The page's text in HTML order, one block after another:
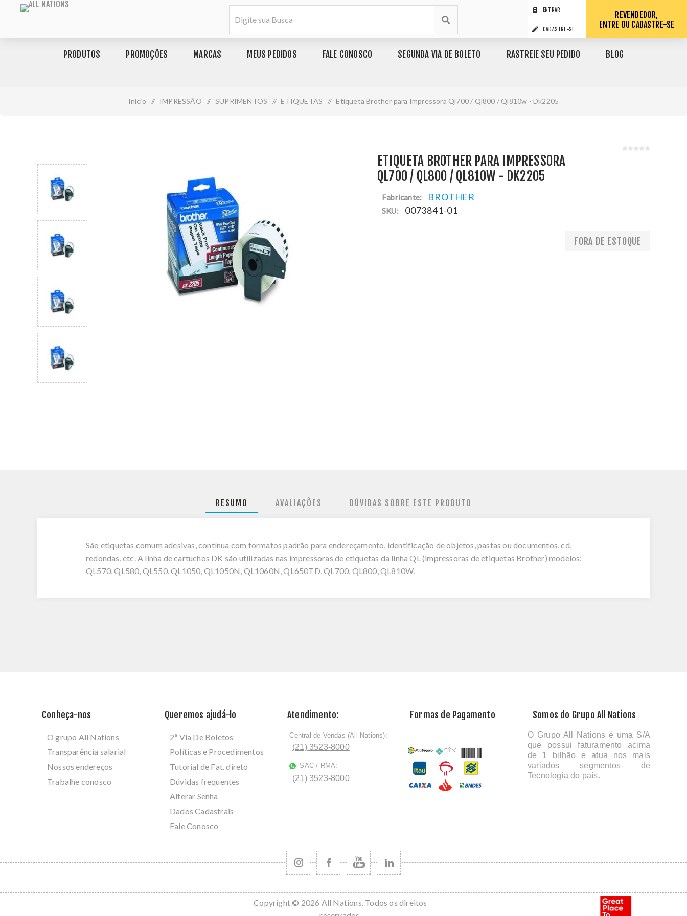
ENTRAR
CADASTRE-SE
REVENDEDOR,
ENTRE OU CADASTRE-SE
PRODUTOS PROMOÇÕES MARCAS MEUS PEDIDOS FALE CONOSCO SEGUNDA VIA DE BOLETO RASTREIE SEU PEDIDO BLOG
Início / IMPRESSÃO / SUPRIMENTOS / ETIQUETAS / Etiqueta Brother para Impressora Ql700 / Ql800 / Ql810w - Dk2205
ETIQUETA BROTHER PARA IMPRESSORA
QL700 / QL800 / QL810W - DK2205
Fabricante: BROTHER
SKU: 0073841-01
FORA DE ESTOQUE
RESUMO AVALIAÇÕES DÚVIDAS SOBRE ESTE PRODUTO
São etiquetas comum adesivas, contínua com formatos padrão para endereçamento, identificação de objetos, pastas ou documentos, cd,
redondas, etc. A linha de cartuchos DK são utilizadas nas impressoras de etiquetas da linha QL (impressoras de etiquetas Brother) modelos:
QL570, QL580, QL550, QL1050, QL1050N, QL1060N, QL650TD, QL700, QL800, QL810W.
Conheça-nos
O grupo All Nations
Transparência salarial
Nossos endereços
Trabalhe conosco
Queremos ajudá-lo
2ª Via De Boletos
Políticas e Procedimentos
Tutorial de Fat. direto
Dúvidas frequentes
Alterar Senha
Dados Cadastrais
Fale Conosco
Atendimento:
ﾠCentral de Vendas (All Nations):
(21) 3523-8000
SAC / RMA:
(21) 3523-8000
Formas de Pagamento Somos do Grupo All Nations
O Grupo All Nations é uma S/A
que possui faturamento acima
de 1 bilhão e atua nos mais
variados segmentos de
Tecnologia do país.
Copyright © 2026 All Nations. Todos os direitos